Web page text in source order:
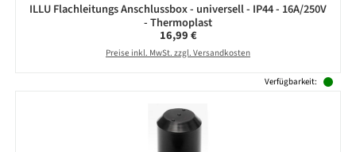
ILLU Flachleitungs Anschlussbox - universell - IP44 - 16A/250V
- Thermoplast
Regulärer Preis:
16,99 €
Preise inkl. MwSt. zzgl. Versandkosten
Verfügbarkeit: